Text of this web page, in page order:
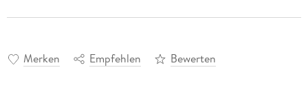
Merken Empfehlen Bewerten